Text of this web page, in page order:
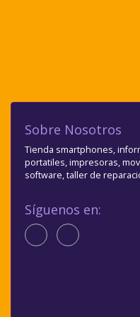
Sobre Nosotros
Tienda smartphones,
portatiles, impresoras,
software, taller de
Síguenos en: